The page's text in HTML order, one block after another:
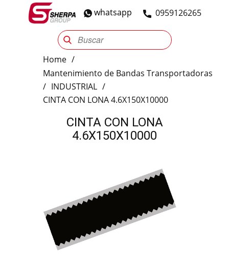
​0959126265
whatsapp
Sherpa Group Reencauche Automotriz
Home /
Mantenimiento de Bandas Transportadoras
/ INDUSTRIAL /
CINTA CON LONA 4.6X150X10000
CINTA CON LONA
4.6X150X10000